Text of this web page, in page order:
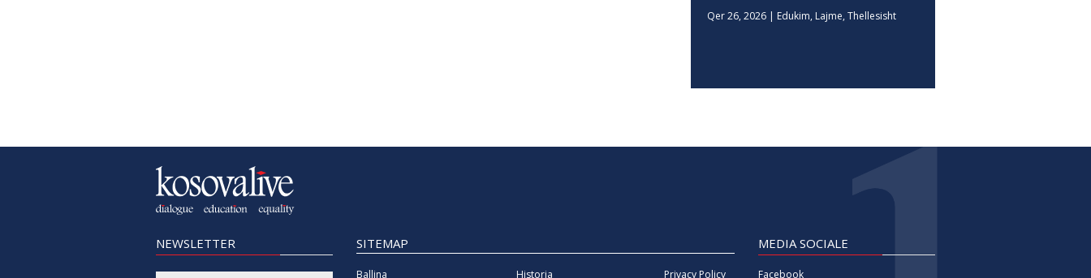
Qer 26, 2026 | Edukim, Lajme,Thellesisht
NEWSLETTER SITEMAP
Ballina Historia Privacy Policy
MEDIA SOCIALE
Facebook